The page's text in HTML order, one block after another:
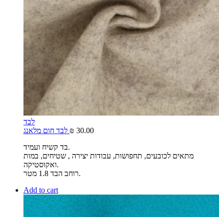
לבד
₪ 30.00
בד קשיח ועמיד.
מתאים לכובעים, תחפושות, עבודות יצירה , שטיחים, במות
ואקוסטיקה.
רוחב הבד 1.8 מטר.
Add to cart